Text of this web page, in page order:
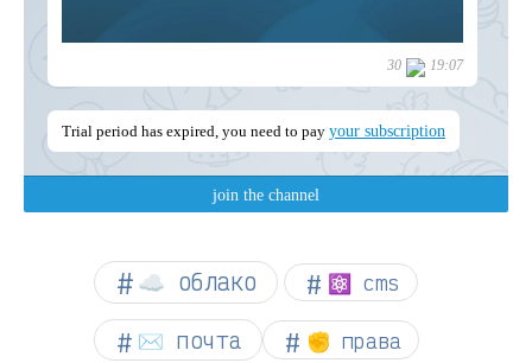
☁︎ облако ⚛ cms
✉️ почта ✊ права